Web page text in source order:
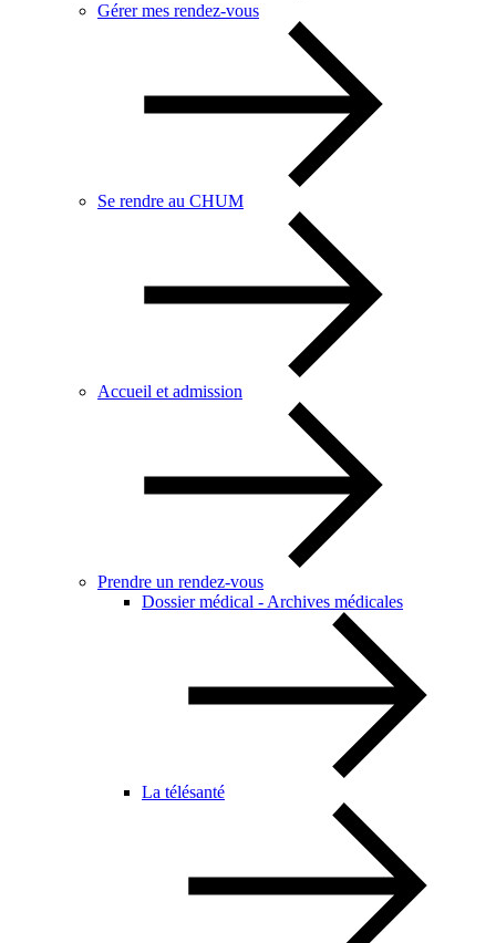
Gérer mes rendez-vous
Se rendre au CHUM
Accueil et admission
Prendre un rendez-vous
Dossier médical - Archives médicales
La télésanté